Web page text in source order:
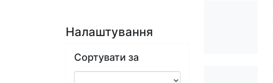
Налаштування
Сортувати за